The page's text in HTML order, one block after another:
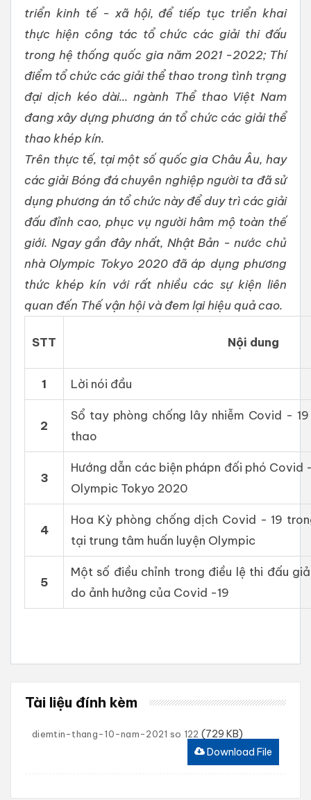
triển kinh tế - xã hội, để tiếp tục triển khai
thực hiện công tác tổ chức các giải thi đấu
trong hệ thống quốc gia năm 2021 -2022; Thí
điểm tổ chức các giải thể thao trong tình trạng
đại dịch kéo dài… ngành Thể thao Việt Nam
đang xây dựng phương án tổ chức các giải thể
thao khép kín.
Trên thực tế, tại một số quốc gia Châu Âu, hay
các giải Bóng đá chuyên nghiệp người ta đã sử
dụng phương án tổ chức này để duy trì các giải
đấu đỉnh cao, phục vụ người hâm mộ toàn thế
giới. Ngay gần đây nhất, Nhật Bản - nước chủ
nhà Olympic Tokyo 2020 đã áp dụng phương
thức khép kín với rất nhiều các sự kiện liên
quan đến Thế vận hội và đem lại hiệu quả cao.
STT Nội dung
1 Lời nói đầu
2
Sổ tay phòng chống lây nhiễm Covid -
thao
3
Hướng dẫn các biện phápn đối phó Covid
Olympic Tokyo 2020
4
Hoa Kỳ phòng chống dịch Covid - 19
tại trung tâm huấn luyện Olympic
5
Một số điều chỉnh trong điều lệ thi đấu
do ảnh hưởng của Covid -19
Tài liệu đính kèm
diemtin-thang-10-nam-2021 so 122 (729 KB)
Download File